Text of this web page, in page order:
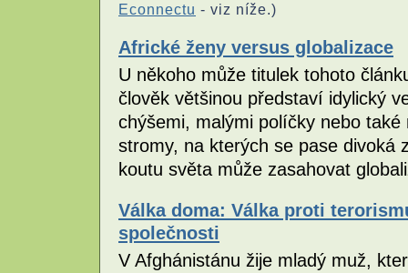
Econnectu - viz níže.)
Africké ženy versus globalizace
U někoho může titulek tohoto
člověk většinou představí idylický
chýšemi, malými políčky nebo
stromy, na kterých se pase divoká
koutu světa může zasahovat
Válka doma: Válka proti
společnosti
V Afghánistánu žije mladý muž,